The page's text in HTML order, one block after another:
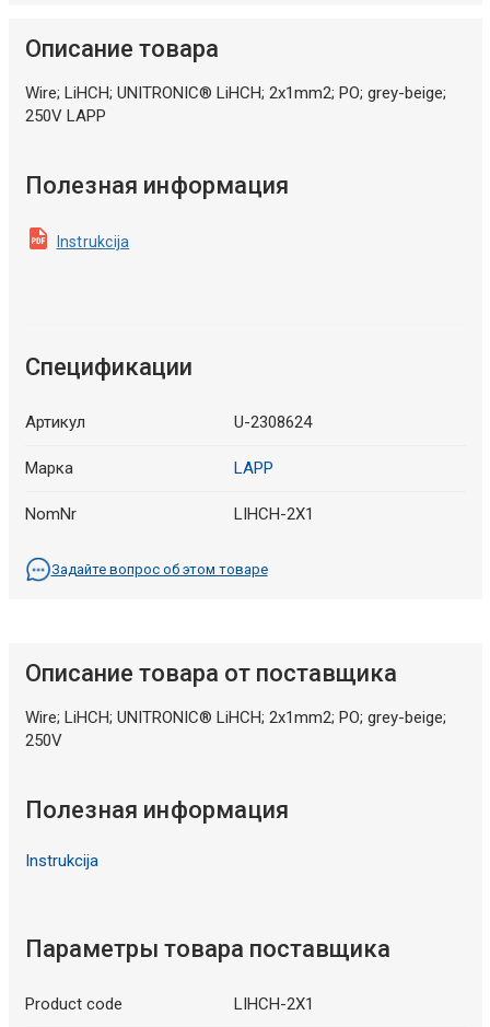
Описание товара
Wire; LiHCH; UNITRONIC® LiHCH; 2x1mm2; PO; grey-beige;
250V LAPP
Полезная информация
Instrukcija
Спецификации
Артикул U-2308624
Марка LAPP
NomNr LIHCH-2X1
Задайте вопрос об этом товаре
Описание товара от поставщика
Wire; LiHCH; UNITRONIC® LiHCH; 2x1mm2; PO; grey-beige;
250V
Полезная информация
Instrukcija
Параметры товара поставщика
Product code LIHCH-2X1